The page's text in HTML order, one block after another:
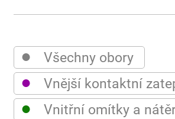
● Všechny obory
● Vnější kontaktní
● Vnitřní omítky a